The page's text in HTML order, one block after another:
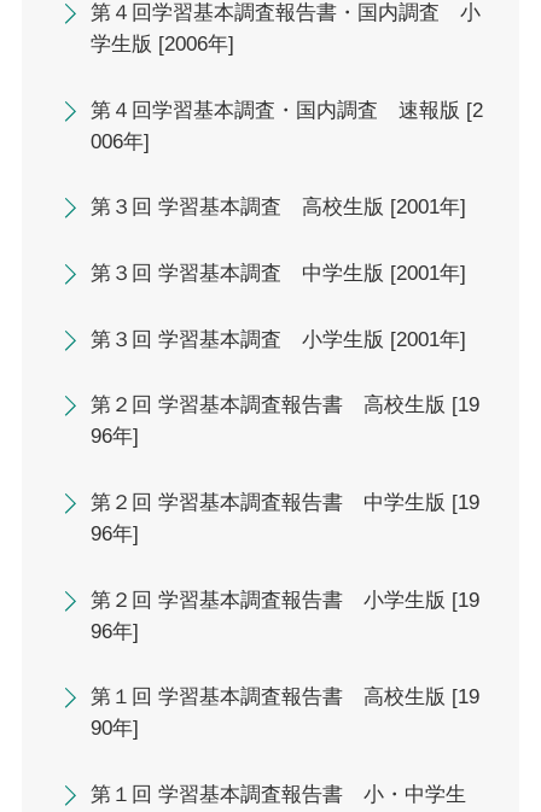
第４回学習基本調査報告書・国内調査 小
学生版 [2006年]
第４回学習基本調査・国内調査 速報版 [2
006年]
第３回 学習基本調査 高校生版 [2001年]
第３回 学習基本調査 中学生版 [2001年]
第３回 学習基本調査 小学生版 [2001年]
第２回 学習基本調査報告書 高校生版 [19
96年]
第２回 学習基本調査報告書 中学生版 [19
96年]
第２回 学習基本調査報告書 小学生版 [19
96年]
第１回 学習基本調査報告書 高校生版 [19
90年]
第１回 学習基本調査報告書 小・中学生